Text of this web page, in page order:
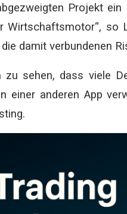
Projekt
Wirtschaftsmotor“, so
damit verbundenen
sehen, dass viele
einer anderen App